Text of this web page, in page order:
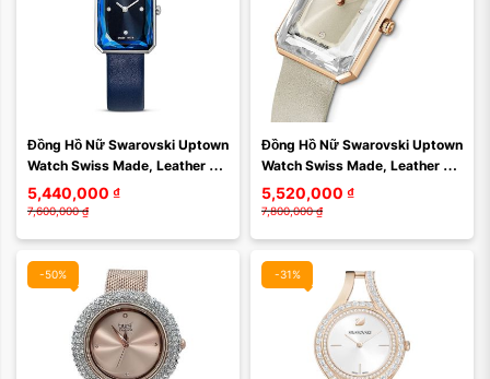
Đồng Hồ Nữ Swarovski Uptown
Watch Swiss Made, Leather
Strap, Blue, Stainless Steel
5547713 Màu ...
5,440,000 ₫
7,600,000 ₫
Đồng Hồ Nữ Swarovski Uptown
Watch Swiss Made, Leather
Strap, Grey, Rose Gold-Tone
Finish 5547716 ...
5,520,000 ₫
7,800,000 ₫
-50%
Màu mặt:
Xóa
-31%
Màu mặt:
Xóa